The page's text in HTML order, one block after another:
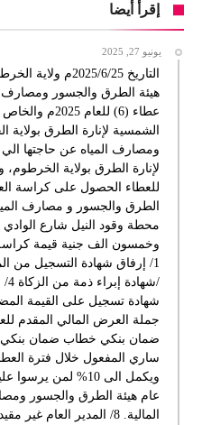
إقرأ أيضا
يونيو 27, 2025
التاريخ 2025/6/
هيئة الطرق والجسور ومصارف
عطاء (6)
الشمسية لإنارة الطرق
ومصارف المياه عن حاجتها
لإنارة الطرق بولاية
للعطاء الحصول على كراسة
وخمسون الف جنية قيمة كراسة
جملة العرض المالي المقدم
ضمان بنكي خطاب ضمان بنكي
ساري المفعول خلال فترة
ويكمل الى 10% لمن
المالية. 8/ المدير العام